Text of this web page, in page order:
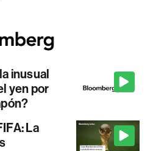
inusual
yen por
La